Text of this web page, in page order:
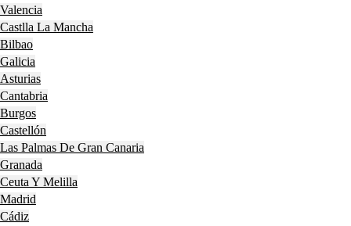
Valencia
Castlla La Mancha
Bilbao
Galicia
Asturias
Cantabria
Burgos
Castellón
Las Palmas De Gran Canaria
Granada
Ceuta Y Melilla
Madrid
Cádiz